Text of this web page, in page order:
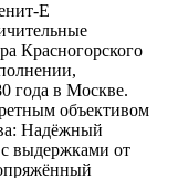
Е
Красногорского
года в Москве.
объективом
Надёжный
выдержками от